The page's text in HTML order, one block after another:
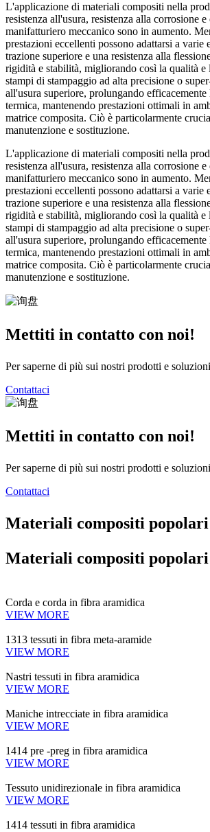
L'applicazione di materiali compositi nella
resistenza all'usura, resistenza alla
manifatturiero meccanico sono in aumento.
prestazioni eccellenti possono adattarsi a
trazione superiore e una resistenza alla
rigidità e stabilità, migliorando così la qualità e
stampi di stampaggio ad alta precisione o
all'usura superiore, prolungando
termica, mantenendo prestazioni ottimali in
matrice composita. Ciò è particolarmente
manutenzione e sostituzione.
L'applicazione di materiali compositi nella
resistenza all'usura, resistenza alla
manifatturiero meccanico sono in aumento.
prestazioni eccellenti possono adattarsi a
trazione superiore e una resistenza alla
rigidità e stabilità, migliorando così la qualità e
stampi di stampaggio ad alta precisione o
all'usura superiore, prolungando
termica, mantenendo prestazioni ottimali in
matrice composita. Ciò è particolarmente
manutenzione e sostituzione.
Mettiti in contatto con noi!
Per saperne di più sui nostri prodotti e
Contattaci
Mettiti in contatto con noi!
Per saperne di più sui nostri prodotti e
Contattaci
Materiali compositi popolari
Materiali compositi popolari
Corda e corda in fibra aramidica
VIEW MORE
1313 tessuti in fibra meta-aramide
VIEW MORE
Nastri tessuti in fibra aramidica
VIEW MORE
Maniche intrecciate in fibra aramidica
VIEW MORE
1414 pre -preg in fibra aramidica
VIEW MORE
Tessuto unidirezionale in fibra aramidica
VIEW MORE
1414 tessuti in fibra aramidica